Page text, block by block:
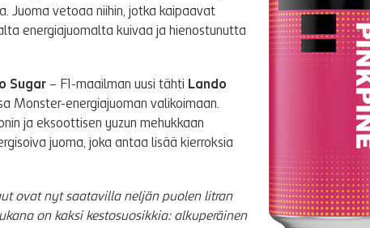
Juoma vetoaa niihin, jotka kaipaavat
energiajuomalta kuivaa ja hienostunutta
Sugar – F1-maailman uusi tähti Lando
Monster-energiajuoman valikoimaan.
ja eksoottisen yuzun mehukkaan
juoma, joka antaa lisää kierroksia
ovat nyt saatavilla neljän puolen litran
on kaksi kestosuosikkia: alkuperäinen